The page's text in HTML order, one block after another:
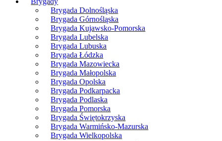
Brygada Dolnośląska
Brygada Górnośląska
Brygada Kujawsko-Pomorska
Brygada Lubelska
Brygada Lubuska
Brygada Łódzka
Brygada Mazowiecka
Brygada Małopolska
Brygada Opolska
Brygada Podkarpacka
Brygada Podlaska
Brygada Pomorska
Brygada Świętokrzyska
Brygada Warmińsko-Mazurska
Brygada Wielkopolska